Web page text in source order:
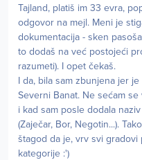
Tajland, platiš im 33 evra,
odgovor na mejl. Meni je
dokumentacija - sken
to dodaš na već postojeći
razumeti). I opet čekaš.
I da, bila sam zbunjena jer
Severni Banat. Ne sećam
i kad sam posle dodala
(Zaječar, Bor, Negotin...).
štagod da je, vrv svi
kategorije :')